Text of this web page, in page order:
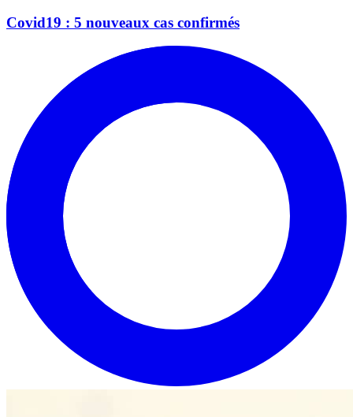
Covid19 : 5 nouveaux cas confirmés